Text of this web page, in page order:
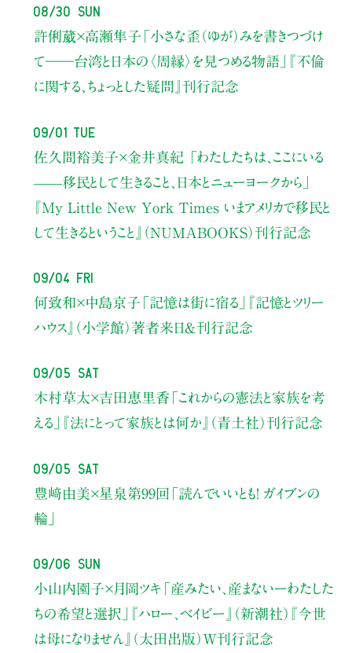
08/30 Sun
許俐葳×高瀬隼子 「小さな歪（ゆが）みを書きつづけ
て――台湾と日本の〈周縁〉を見つめる物語」
『不倫
に関する、ちょっとした疑問』刊行記念
09/01 Tue
佐久間裕美子×金井真紀 「わたしたちは、ここにいる
——移民として生きること、日本とニューヨークから」
『My Little New York Times いまアメリカで移民と
して生きるということ』（NUMABOOKS）刊行記念
09/04 Fri
何致和×中島京子 「記憶は街に宿る」
『記憶とツリー
ハウス』（小学館）著者来日＆刊行記念
09/05 Sat
木村草太×吉田恵里香 「これからの憲法と家族を考
える」
『法にとって家族とは何か』（青土社）刊行記念
09/05 Sat
豊﨑由美×星泉 第99回「読んでいいとも！ ガイブンの
輪」
09/06 Sun
小山内園子×月岡ツキ 「産みたい、産まないーわたした
ちの希望と選択」
『ハロー、ベイビー』（新潮社） 『今世
は母になりません』（太田出版）W刊行記念